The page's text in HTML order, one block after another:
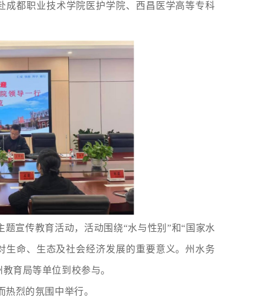
成都职业技术学院医护学院、西昌医学高等专科
宣传教育活动，活动围绕“水与性别”和“国家水
生命、生态及社会经济发展的重要意义。州水务
育局等单位到校参与。
烈的氛围中举行。